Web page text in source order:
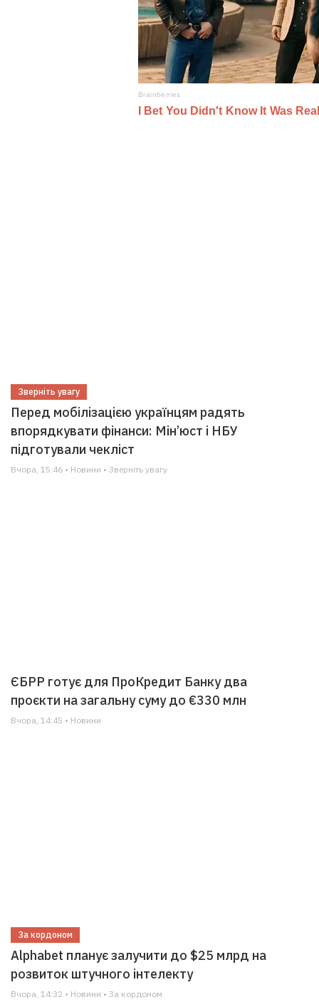
Зверніть увагу
Перед мобілізацією українцям радять
впорядкувати фінанси: Мін’юст і НБУ
підготували чекліст
Вчора, 15:46 • Новини • Зверніть увагу
ЄБРР готує для ПроКредит Банку два
проєкти на загальну суму до €330 млн
Вчора, 14:45 • Новини
За кордоном
Alphabet планує залучити до $25 млрд на
розвиток штучного інтелекту
Вчора, 14:32 • Новини • За кордоном